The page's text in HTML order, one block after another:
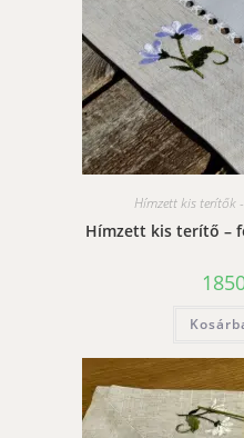
Hímzett kis terítők
Hímzett kis terítő –